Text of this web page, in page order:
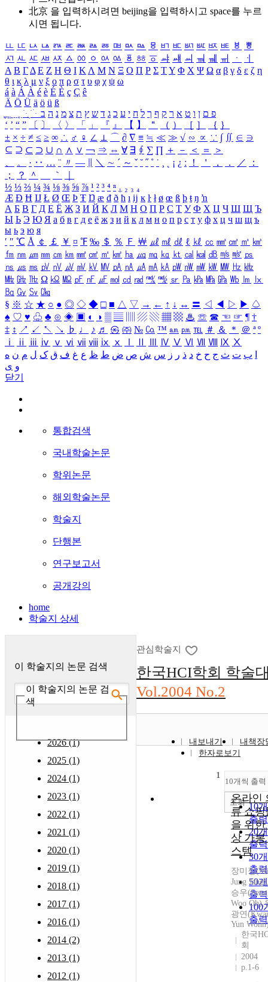
北京 을 입력하시려면 beijing을 입력하시고 space를 누르
시면 됩니다.
ㅥ ㅦ ㅧ ㅨ ㅩ ㅪ ㅫ ㅬ ㅭ ㅮ ㅯ ㅰ ㅱ ㅲ ㅳ ㅴ ㅵ ㅶ ㅷ ㅸ
ㅹ
ㅺ ㅻ ㅼ ㅽ ㅾ ㅿ ㆀ ㆁ ㆂ ㆃ ㆄ ㆅ ㆆ ㆇ ㆈ ㆉ ㆊ ㆋ ㆌ ㆍ
ㆎ
Α Β ΓΔ Ε Ζ Η Θ Ι ΚΛ Μ Ν Ξ Ο Π Ρ Σ ΤΥ Φ Χ Ψ Ω α β γ δ ε ζ η
θ ι κ λ μ ν ξ ο π ρ σ τ υ φ χ ψ ω
á à Á À é è É È ç Ç ê
Ä Ö Ü ä ö ü ß
ִֶֹ ֻּ ׁׂ פ ם ן ו ט א ר ק ף ך ל ח י ע כ ג ד ש ץ ת צ מ נ ה ב
‘ ’ “ ” 〔 〕 〈 〉 「 」 『 』 【 】 ＂ （ ） ［ ］ ｛ ｝
± × ÷ ≠ ≤ ≥ ∞ ∴ ♂ ♀ ∠ ⊥ ⌒ ∂ ∇ ≡ ≒ ≪ ≫ √ ∽ ∝ ∵ ∫ ∬ ∈ ∋
⊆ ⊇ ⊂ ⊃ ∪ ∩ ∧ ∨ ￢ ⇒ ⇔ ∀ ∃ ∮ ∑ ∏ ＋ － ＜ ＝
＞
、
。 · ‥ … ¨ 〃 ― ＼ ∼ ´ ～ ˇ ˘ ˝ ˚ ˙ ¸ ¡ ¿ ː ！ ＇ ， ． ／
：
；
？ ＾ ｀
½ ⅓ ⅔ ¼ ¾ ⅛ ⅜ ⅝ ⅞ ¹ ² ³ ⁴ ⁿ ₁ ₂ ₃ ₄
Æ Ð Ħ Ĳ Ł Ø Œ Þ Ŧ Ŋ æ đ ð ħ ı ĳ ĸ ŀ ł ø œ ß þ ŧ ŋ ŉ
А Б В Г Д Е Ё Ж З И Й К Л М Н О П Р С Т У Ф Х Ц Ч Ш Щ Ъ
Ы Ь Э Ю Я а б в г д е ё ж з и й к л м н о п р с т у ф х ц ч ш щ ъ
ы ь э ю я
′ ″ ℃ Å ￠ ￡ ￥ ¤ ℉ ‰ ＄ ％ Ｆ ￦ ㎕ ㎖ ㎗ ℓ ㎘ ㏄ ㎣ ㎤ ㎥ ㎦
㎙ ㎚ ㎛ ㎜ ㎝ ㎞ ㎟ ㎠ ㎡ ㎢ ㏊ ㎍ ㎎ ㎏ ㏏ ㎈ ㎉ ㏈ ㎧ ㎨ ㎰
㎱ ㎲ ㎳ ㎴ ㎵ ㎶ ㎷ ㎸ ㎹ ㎀ ㎁ ㎂ ㎃ ㎄ ㎺ ㎻ ㎽ ㎾ ㎿ ㎐ ㎑
㎒ ㎓ ㎔ Ω ㏀ ㏁ ㎊ ㎋ ㎌ ㏖ ㏅ ㎭ ㎮ ㎯ ㏛ ㎩ ㎪ ㎫ ㎬ ㏝ ㏐
㏓
㏃ ㏉ ㏜ ㏆
§ ※ ☆ ★ ○ ● ◎ ◇ ◆ □ ■ △ ▽ → ← ↑ ↓ ↔ 〓 ◁ ◀ ▷ ▶ ♤
♠ ♡ ♥ ♧ ♣ ⊙ ◈ ▣ ◐ ◑ ▒ ▤ ▨ ▧ ▦ ▩ ♨ ☏ ☎ ☜ ☞ ¶ †
‡ ↕ ↗ ↙ ↖ ↘ ♭ ♩ ♪ ♬ ㉿ ㈜ № ㏇ ™ ㏂ ㏘ ℡ ＃ ＆ ＊ ＠ ª º
ⅰ
ⅱ ⅲ ⅳ ⅴ ⅵ ⅶ ⅷ ⅸ ⅹ Ⅳ Ⅴ Ⅵ Ⅶ Ⅷ Ⅸ Ⅹ
ب ت ث ج ح خ د ذ ر ز س ش ص ض ط ظ ع غ ف ق ک ل م ن ه
و ی
닫기
통합검색
국내학술논문
학위논문
해외학술논문
학술지
단행본
연구보고서
공개강의
home
학술지 상세
이 학술지의 논문 검색
이 학술지의 논문 검
색
2026 (1)
2025 (1)
2024 (1)
2023 (1)
2022 (1)
2021 (1)
2020 (1)
2019 (1)
2018 (1)
2017 (1)
2016 (1)
2014 (2)
2013 (1)
2012 (1)
관심학술지
한국HCI학회 학술
Vol.2004 No.2
내보내기
내책장
한자로보기
10개씩 출력
10
출력
20
출력
30
출력
50
출력
100
출력
조회
1
온라인
류 쇼핑
을 위한
상 가봉
스템
장미정(Mi
Jung
승우
Woo Oh),
광연
Yun
한국
회
2004
p.1-6